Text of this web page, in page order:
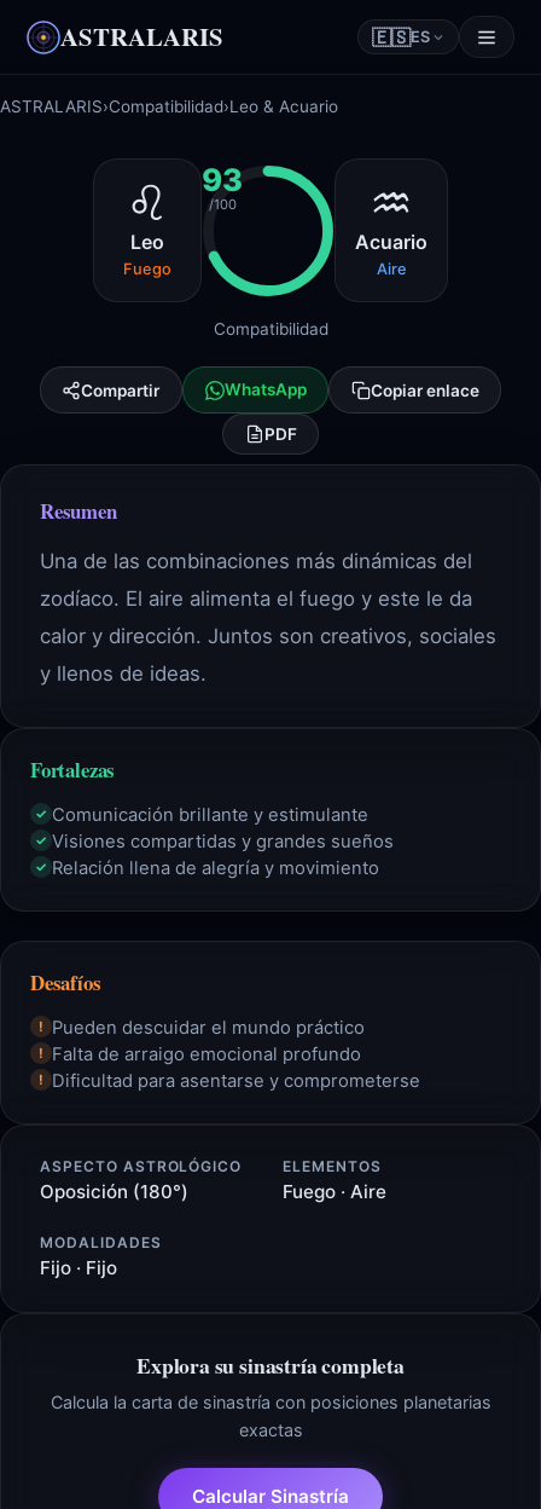
ASTRALARIS 🇪🇸ES
ASTRALARIS›Compatibilidad›Leo & Acuario
♌
Leo
Fuego
93
/100 ♒
Acuario
Aire
Compatibilidad
Compartir WhatsApp Copiar enlace
PDF
Resumen
Una de las combinaciones más dinámicas del
zodíaco. El aire alimenta el fuego y este le da
calor y dirección. Juntos son creativos, sociales
y llenos de ideas.
Fortalezas
✓ Comunicación brillante y estimulante
✓ Visiones compartidas y grandes sueños
✓ Relación llena de alegría y movimiento
Desafíos
! Pueden descuidar el mundo práctico
! Falta de arraigo emocional profundo
! Dificultad para asentarse y comprometerse
ASPECTO ASTROLÓGICO
Oposición (180°)
ELEMENTOS
Fuego · Aire
MODALIDADES
Fijo · Fijo
Explora su sinastría completa
Calcula la carta de sinastría con posiciones planetarias
exactas
Calcular Sinastría